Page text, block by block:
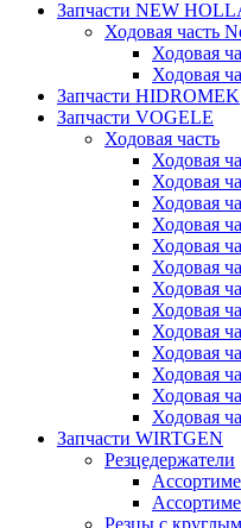
Запчасти NEW
Ходовая часть
Ходовая
Ходовая
Запчасти HIDROMEK
Запчасти VOGELE
Ходовая часть
Ходовая
Ходовая
Ходовая
Ходовая
Ходовая
Ходовая
Ходовая
Ходовая
Ходовая
Ходовая
Ходовая
Ходовая
Ходовая
Запчасти WIRTGEN
Резцедержатели
Резцы с